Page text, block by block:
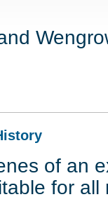
of an
for all